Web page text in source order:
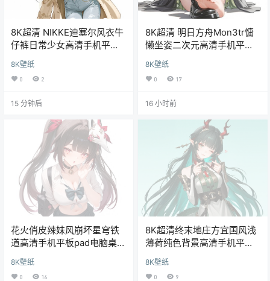
8K超清 NIKKE迪塞尔风衣牛
仔裤日常少女高清手机平板
8K壁纸
0 2
15 分钟后
8K超清 明日方舟Mon3tr慵
懒坐姿二次元高清手机平板
8K壁纸
0 17
16 小时前
花火俏皮辣妹风崩坏星穹铁
道高清手机平板pad电脑桌面
8K超清壁纸
8K壁纸
0 16
8K超清终末地庄方宜国风浅
薄荷纯色背景高清手机平板
电脑桌面壁纸
8K壁纸
0 9